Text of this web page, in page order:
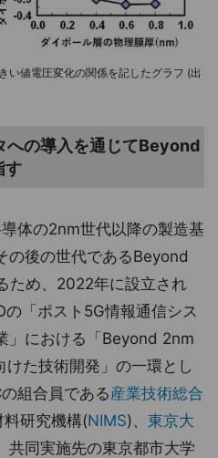
い値電圧変化の関係を記したグラフ (出
への導入を通じてBeyond
す
体の2nm世代以降の製造基
の後の世代であるBeyond
ため、2022年に設立され
「ポスト5G情報通信シス
」における「Beyond 2nm
た技術開発」の一環とし
組合員である産業技術総合
研究機構(NIMS)、 東京大
共同実施先の東京都市大学